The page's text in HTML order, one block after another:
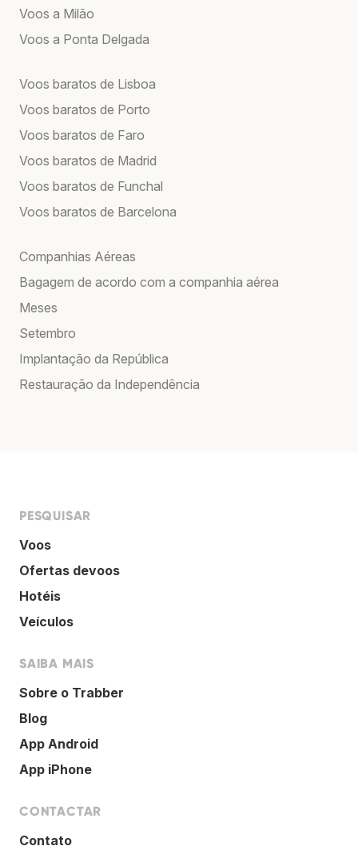
Voos a Milão
Voos a Ponta Delgada
Voos baratos de Lisboa
Voos baratos de Porto
Voos baratos de Faro
Voos baratos de Madrid
Voos baratos de Funchal
Voos baratos de Barcelona
Companhias Aéreas
Bagagem de acordo com a companhia aérea
Meses
Setembro
Implantação da República
Restauração da Independência
PESQUISAR
Voos
Ofertas devoos
Hotéis
Veículos
SAIBA MAIS
Sobre o Trabber
Blog
App Android
App iPhone
CONTACTAR
Contato